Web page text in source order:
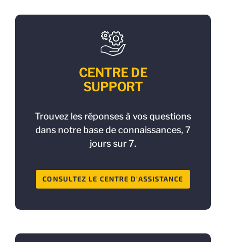
CENTRE DE
SUPPORT
Trouvez les réponses à vos questions
dans notre base de connaissances, 7
jours sur 7.
CONSULTEZ LE CENTRE D'ASSISTANCE